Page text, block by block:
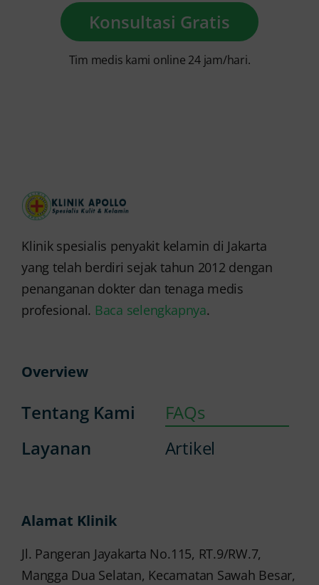
Konsultasi Gratis
Tim medis kami online 24 jam/hari.
Klinik spesialis penyakit kelamin di Jakarta
yang telah berdiri sejak tahun 2012 dengan
penanganan dokter dan tenaga medis
profesional. Baca selengkapnya.
Overview
Tentang Kami
Layanan
FAQs
Artikel
Alamat Klinik
Jl. Pangeran Jayakarta No.115, RT.9/RW.7,
Mangga Dua Selatan, Kecamatan Sawah Besar,